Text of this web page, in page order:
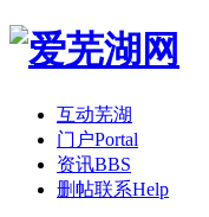
互动芜湖
门户Portal
资讯BBS
删帖联系Help